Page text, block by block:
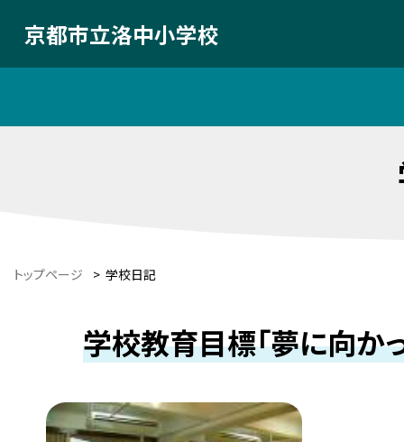
京都市立洛中小学校
トップページ > 学校日記
学校教育目標「夢に向か